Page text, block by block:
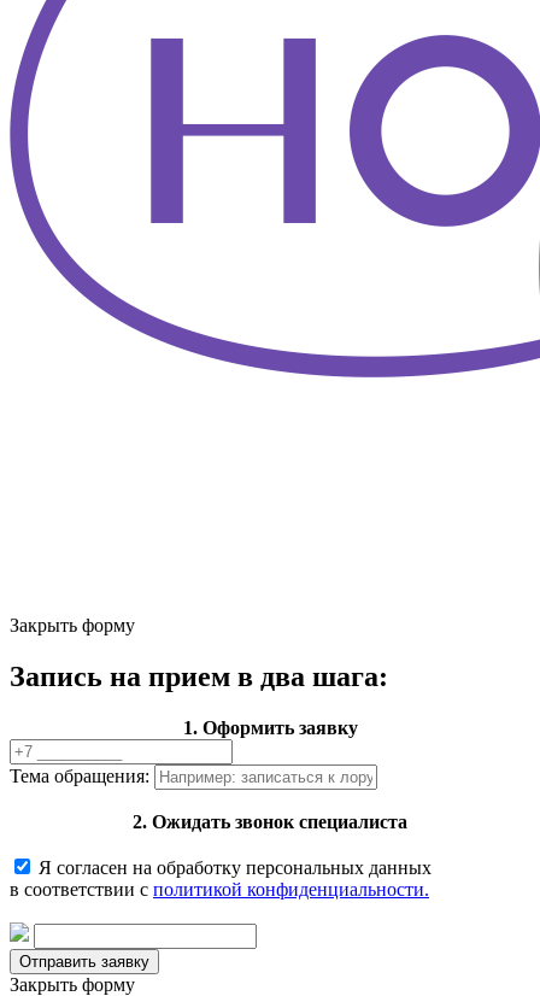
Закрыть форму
Запись на прием в два шага:
1. Оформить заявку
Тема обращения:
2. Ожидать звонок специалиста
Я согласен на обработку персональных данных
в соответствии с политикой конфиденциальности.
Закрыть форму